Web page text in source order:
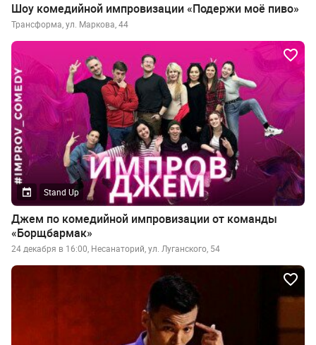
Шоу комедийной импровизации «Подержи моё пиво»
Трансформа, ул. Маркова, 44
Stand Up
Джем по комедийной импровизации от команды
«Борщбармак»
24 декабря в 16:00, Несанаторий, ул. Луганского, 54